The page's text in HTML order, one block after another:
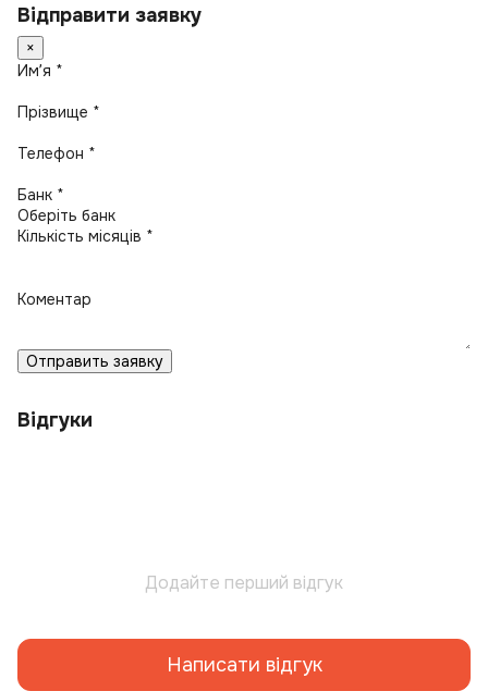
Відправити заявку
×
Имʼя *
Прізвище *
Телефон *
Банк *
Кількість місяців *
Коментар
Отправить заявку
Відгуки
Додайте перший відгук
Написати відгук